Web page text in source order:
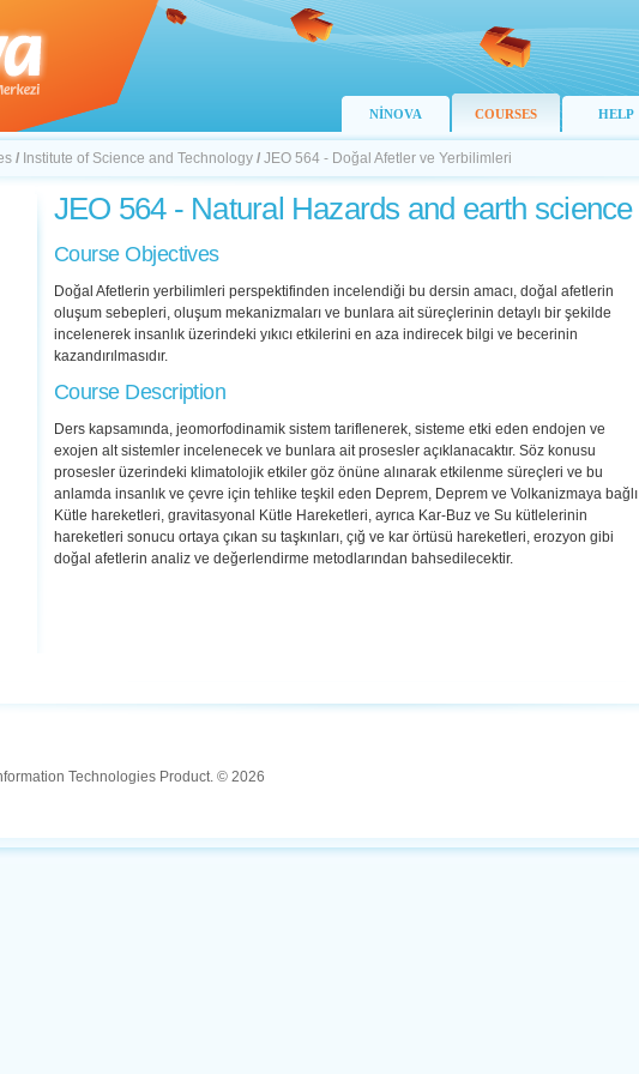
NİNOVA COURSES HELP
/ Institute of Science and Technology / JEO 564 - Doğal Afetler ve Yerbilimleri
JEO 564 - Natural Hazards and earth science
Course Objectives
Doğal Afetlerin yerbilimleri perspektifinden incelendiği bu dersin amacı, doğal afetlerin
oluşum sebepleri, oluşum mekanizmaları ve bunlara ait süreçlerinin detaylı bir şekilde
incelenerek insanlık üzerindeki yıkıcı etkilerini en aza indirecek bilgi ve becerinin
kazandırılmasıdır.
Course Description
Ders kapsamında, jeomorfodinamik sistem tariflenerek, sisteme etki eden endojen ve
exojen alt sistemler incelenecek ve bunlara ait prosesler açıklanacaktır. Söz konusu
prosesler üzerindeki klimatolojik etkiler göz önüne alınarak etkilenme süreçleri ve bu
anlamda insanlık ve çevre için tehlike teşkil eden Deprem, Deprem ve Volkanizmaya bağlı
Kütle hareketleri, gravitasyonal Kütle Hareketleri, ayrıca Kar-Buz ve Su kütlelerinin
hareketleri sonucu ortaya çıkan su taşkınları, çığ ve kar örtüsü hareketleri, erozyon gibi
doğal afetlerin analiz ve değerlendirme metodlarından bahsedilecektir.
Technologies Product. © 2026